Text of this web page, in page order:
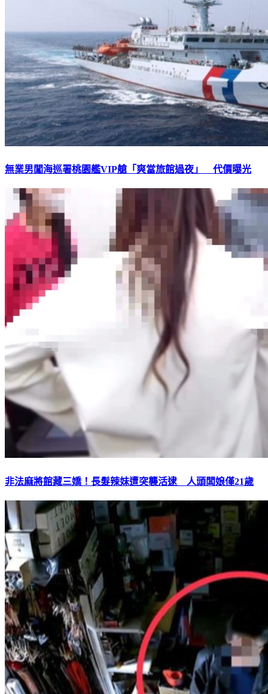
無業男闖海巡署桃園艦VIP艙「爽當旅館過夜」 代價曝光
非法麻將館藏三嬌！長髮辣妹遭突襲活逮 人頭闆娘僅21歲